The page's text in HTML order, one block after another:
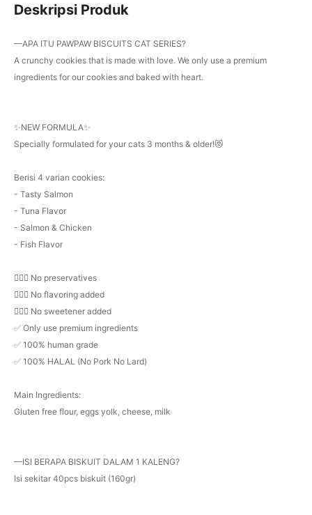
Deskripsi Produk
—APA ITU PAWPAW BISCUITS CAT SERIES?
A crunchy cookies that is made with love. We only use a premium
ingredients for our cookies and baked with heart.
✨NEW FORMULA✨
Specially formulated for your cats 3 months & older!😻
Berisi 4 varian cookies:
- Tasty Salmon
- Tuna Flavor
- Salmon & Chicken
- Fish Flavor
🙅🏻‍♀️ No preservatives
🙅🏻‍♀️ No flavoring added
🙅🏻‍♀️ No sweetener added
✅ Only use premium ingredients
✅ 100% human grade
✅ 100% HALAL (No Pork No Lard)
Main Ingredients:
Gluten free flour, eggs yolk, cheese, milk
—ISI BERAPA BISKUIT DALAM 1 KALENG?
Isi sekitar 40pcs biskuit (160gr)